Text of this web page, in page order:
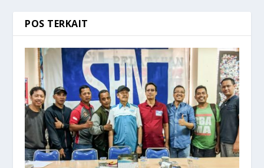
POS TERKAIT